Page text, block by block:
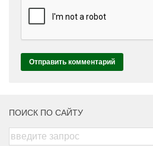
ПОИСК ПО САЙТУ